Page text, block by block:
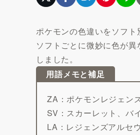
ポケモンの色違いをソフト
ソフトごとに微妙に色が
しました。
用語メモと補足
ZA：ポケモンレジェン
SV：スカーレット、バ
LA：レジェンズアルセ